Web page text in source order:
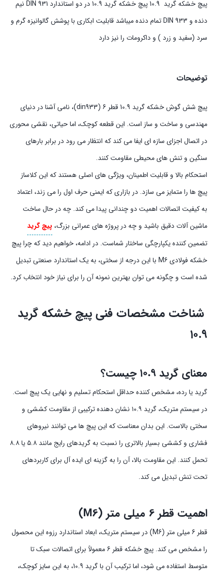
پیچ خشکه گرید 10.9 پیچ خشکه گرید 10.9 در دو استاندارد DIN 931 نیم
دنده و DIN 933 تمام دنده میباشد قابلیت ابکاری با پوشش گالوانیزه گرم و
سرد (سفید و زرد ) و داکرومات را نیز دارد
توضیحات
پیچ شش گوش خشکه گرید 10.9 قطر 6 (din933)، نامی آشنا در دنیای
مهندسی و ساخت و ساز است. این قطعه کوچک، اما حیاتی، نقشی محوری
در اتصال اجزای سازه ای ایفا می کند که انتظار می رود در برابر بارهای
سنگین و تنش های محیطی مقاومت کنند.
استحکام بالا و قابلیت اطمینان، ویژگی های اصلی هستند که این کلاساز
پیچ ها را متمایز می سازد. در بازاری که ایمنی حرف اول را می زند، اعتماد
به کیفیت اتصالات اهمیت دو چندانی پیدا می کند. چه در حال ساخت
ماشین آلات دقیق باشید و چه در پروژه های عمرانی بزرگ، پیچ گرید
تضمین کننده یکپارچگی ساختار شماست. در ادامه، خواهیم دید که چرا پیچ
خشکه فولادی M6 با این درجه از سختی، به یک استاندارد صنعتی تبدیل
شده است و چگونه می توان بهترین نمونه آن را برای نیاز خود انتخاب کرد.
شناخت مشخصات فنی پیچ خشکه گرید
۱۰.۹
معنای گرید ۱۰.۹ چیست؟
گرید یا رده، مشخص کننده حداقل استحکام تسلیم و نهایی یک پیچ است.
در سیستم متریک، گرید ۱۰.۹ نشان دهنده ترکیبی از مقاومت کششی و
سختی بالاست. این بدان معناست که این پیچ ها می توانند نیروهای
فشاری و کششی بسیار بالاتری را نسبت به گریدهای رایج مانند ۵.۸ یا ۸.۸
تحمل کنند. این مقاومت بالا، آن را به گزینه ای ایده آل برای کاربردهای
تحت تنش تبدیل می کند.
اهمیت قطر 6 میلی متر (M6)
قطر 6 میلی متر (M6) در سیستم متریک، ابعاد استاندارد رزوه این محصول
را مشخص می کند. پیچ خشکه قطر 6 معمولاً برای اتصالات سبک تا
متوسط استفاده می شود، اما ترکیب آن با گرید 10.9، به این سایز کوچک،